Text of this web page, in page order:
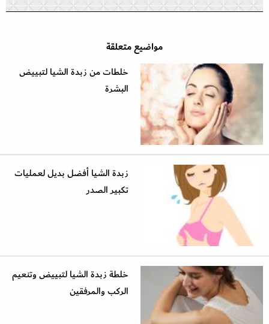
مواضيع متعلقة
خلطات من زبدة الشيا لتبييض
البشرة
زبدة الشيا أفضل بديل لعمليات
تكبير الصدر
خلطة زبدة الشيا لتبييض وتنعيم
الركب والمرفقين